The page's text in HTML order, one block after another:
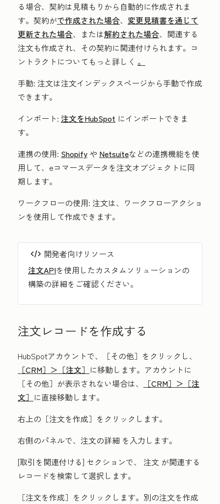
る場合、契約は見積もりから自動的に作成されま
す。契約がで作成された場合、 変更見積書を通じて
更新された場合、または解約された場合、関連する
注文も作成され、その契約に関連付けられます。コ
ントラクトについてもっと詳しく 。
手動: 注文は注文インデックスページから手動で作成
できます。
インポート: 注文をHubSpot にインポートできま
す。
連携の使用: Shopify や Netsuiteなどの連携機能を使
用して、eコマースデータを注文オブジェクトに同
期します。
ワークフローの使用: 注文は、ワークフローアクショ
ンを使用して作成できます。
開発者向けリソース
注文APIを使用したカスタムソリューションの
構築の詳細をご確認ください。
注文レコードを作成する
HubSpotアカウントで、
［その他］をクリックし、
［CRM］＞ ［注文］ に移動します。アカウントに
［その他］が表示されない場合は、
［CRM］＞ ［注
文］ に直接移動します。
右上の ［注文を作成］をクリックします。
右側のパネルで、注文の詳細 を入力します。
[取引を関連付ける] セクションで、 注文 が関連する
レコードを検索して選択します。
［注文を作成］ をクリックします。別の注文を作成